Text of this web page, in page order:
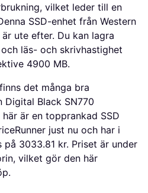
vilket leder till en
SSD-enhet från Western
ute efter. Du kan lagra
läs- och skrivhastighet
4900 MB.
det många bra
Digital Black SN770
här är en topprankad SSD
just nu och har i
3033.81 kr. Priset är under
vilket gör den här